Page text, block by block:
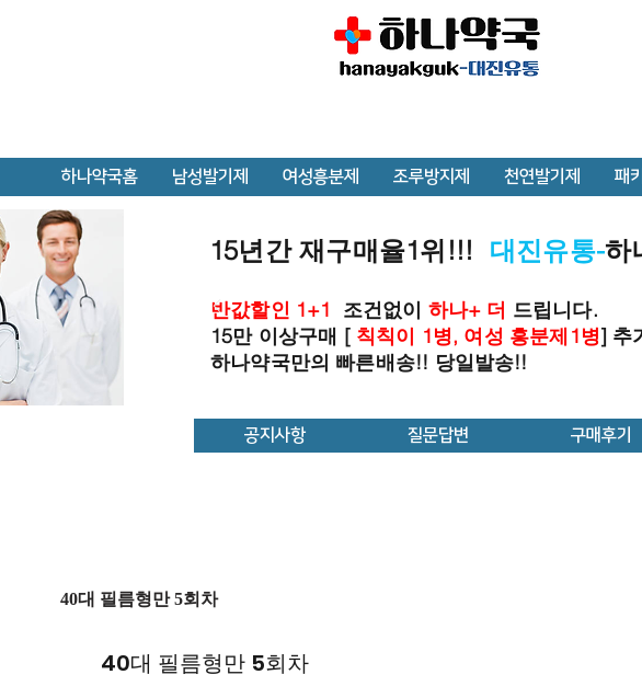
하나약국홈 남성발기제 여성흥분제 조루방지제 천연발기제 패
15년간 재구매율1위!!! 대진유통-하
반값할인 1+1 조건없이 하나+ 더 드립니다.
15만 이상구매 [ 칙칙이 1병, 여성 흥분제1병] 추
하나약국만의 빠른배송!! 당일발송!!
공지사항 질문답변 구매후기
40대 필름형만 5회차
40대 필름형만 5회차